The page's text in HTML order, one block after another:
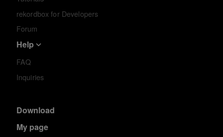
rekordbox for Developers
Forum
Help
FAQ
Inquiries
Download
My page